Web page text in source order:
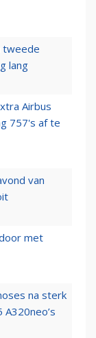
tweede
lang
Airbus
757's af te
van
met
na sterk